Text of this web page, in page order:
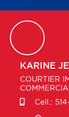
KARINE
COURTIER
Cell.: